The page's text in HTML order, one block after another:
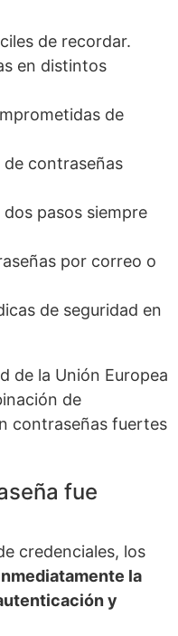
de recordar.
en distintos
de
contraseñas
pasos siempre
por correo o
de seguridad en
de la Unión Europea
de
contraseñas fuertes
fue
credenciales, los
la
y